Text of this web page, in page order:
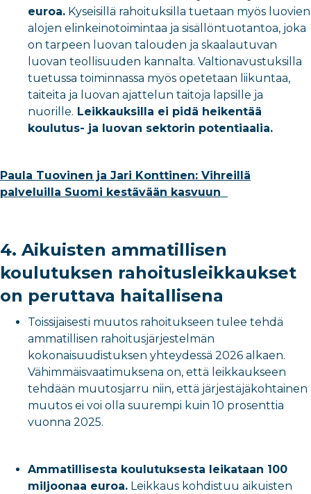
euroa. Kyseisillä rahoituksilla tuetaan myös luovien
alojen elinkeinotoimintaa ja sisällöntuotantoa, joka
on tarpeen luovan talouden ja skaalautuvan
luovan teollisuuden kannalta. Valtionavustuksilla
tuetussa toiminnassa myös opetetaan liikuntaa,
taiteita ja luovan ajattelun taitoja lapsille ja
nuorille. Leikkauksilla ei pidä heikentää
koulutus- ja luovan sektorin potentiaalia.
Paula Tuovinen ja Jari Konttinen: Vihreillä
palveluilla Suomi kestävään kasvuun
4. Aikuisten ammatillisen
koulutuksen rahoitusleikkaukset
on peruttava haitallisena
Toissijaisesti muutos rahoitukseen tulee tehdä
ammatillisen rahoitusjärjestelmän
kokonaisuudistuksen yhteydessä 2026 alkaen.
Vähimmäisvaatimuksena on, että leikkaukseen
tehdään muutosjarru niin, että järjestäjäkohtainen
muutos ei voi olla suurempi kuin 10 prosenttia
vuonna 2025.
Ammatillisesta koulutuksesta leikataan 100
miljoonaa euroa. Leikkaus kohdistuu aikuisten